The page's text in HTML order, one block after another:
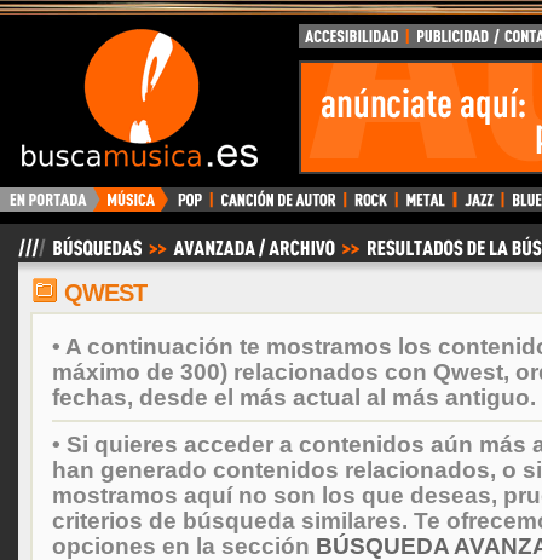
BuscaMusica.es
QWEST
• A continuación te mostramos los
máximo de 300) relacionados con Qwest,
fechas, desde el más actual al más antiguo.
• Si quieres acceder a contenidos aún más
han generado contenidos relacionados, o
mostramos aquí no son los que deseas,
criterios de búsqueda similares. Te
opciones en la sección BÚSQUEDA